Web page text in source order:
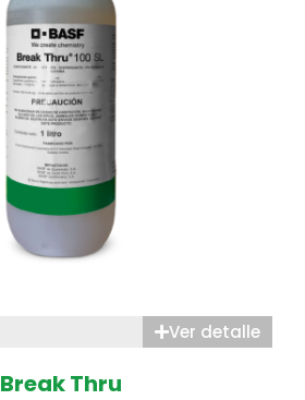
Ver detalle
Break Thru